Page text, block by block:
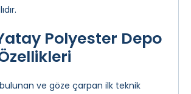
Polyester Depo
ve göze çarpan ilk teknik